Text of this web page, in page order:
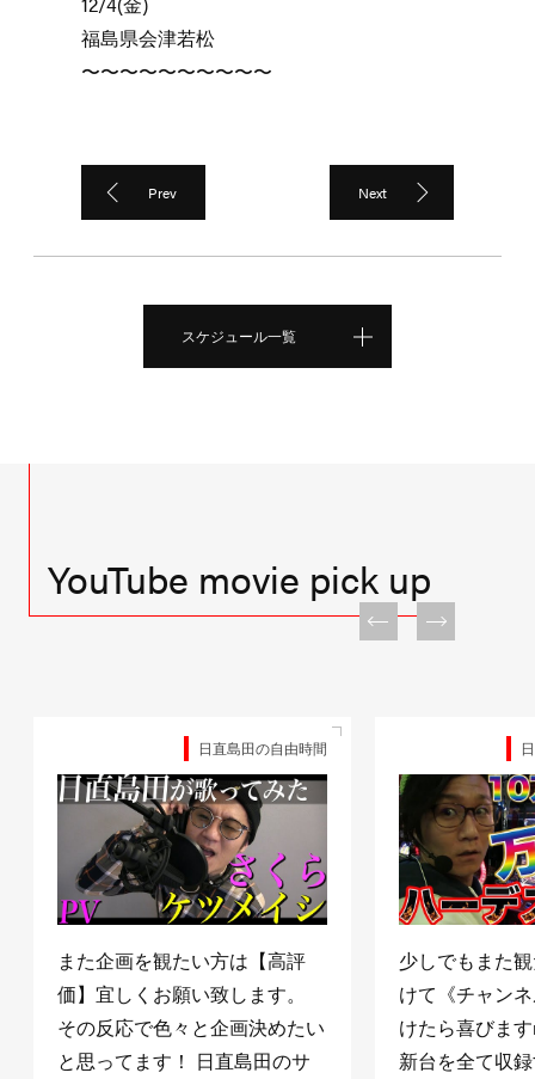
福島県会津若松
〜〜〜〜〜〜〜〜〜〜
Prev Next
スケジュール一覧
YouTube movie pick up
日直島田の自由時間
また企画を観たい方は【高評
価】宜しくお願い致します。
その反応で色々と企画決めたい
と思ってます！ 日直島田のサ
少しでもまた
けて《チャン
けたら喜びま
新台を全て収